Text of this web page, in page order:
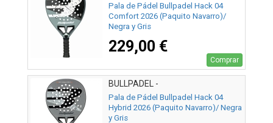
Pala de Pádel Bullpadel Hack 04
Comfort 2026 (Paquito Navarro)/
Negra y Gris
229,00 €
Comprar
BULLPADEL -
Pala de Pádel Bullpadel Hack 04
Hybrid 2026 (Paquito Navarro)/ Negra
y Gris